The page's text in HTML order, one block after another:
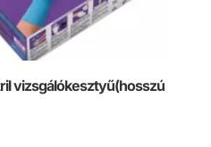
vizsgálókesztyű(hosszú